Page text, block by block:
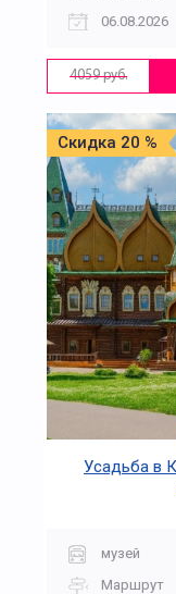
06.08.2026
4059 руб.
Скидка 20 %
Усадьба в
музей
Маршрут